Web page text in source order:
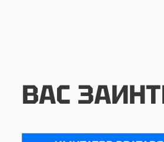
ВАС